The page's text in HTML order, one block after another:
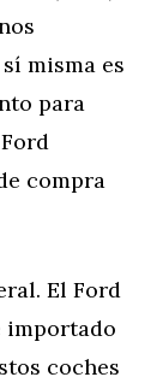
misma es
para
compra
El Ford
importado
coches